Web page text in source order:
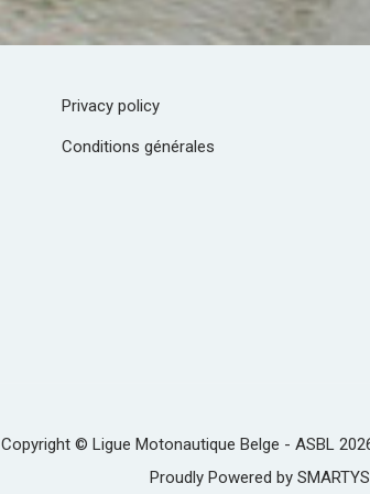
Privacy policy
Conditions générales
Copyright © Ligue Motonautique Belge - ASBL
Proudly Powered by SMARTYS